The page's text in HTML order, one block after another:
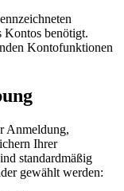
Kontos benötigt.
Kontofunktionen
Anmeldung,
Ihrer
standardmäßig
gewählt werden: